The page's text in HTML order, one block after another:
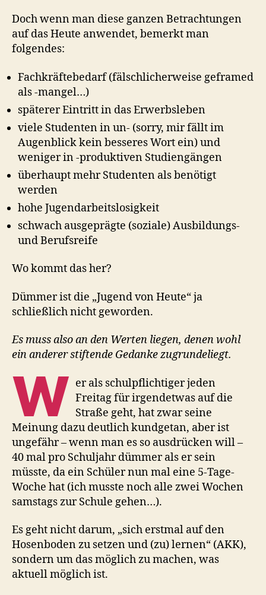
Doch wenn man diese ganzen Betrachtungen
auf das Heute anwendet, bemerkt man
folgendes:
Fachkräftebedarf (fälschlicherweise geframed
als -mangel…)
späterer Eintritt in das Erwerbsleben
viele Studenten in un- (sorry, mir fällt im
Augenblick kein besseres Wort ein) und
weniger in -produktiven Studiengängen
überhaupt mehr Studenten als benötigt
werden
hohe Jugendarbeitslosigkeit
schwach ausgeprägte (soziale) Ausbildungs-
und Berufsreife
Wo kommt das her?
Dümmer ist die „Jugend von Heute“ ja
schließlich nicht geworden.
Es muss also an den Werten liegen, denen wohl
ein anderer stiftende Gedanke zugrundeliegt.
W er als schulpflichtiger jeden
Freitag für irgendetwas auf die
Straße geht, hat zwar seine
Meinung dazu deutlich kundgetan, aber ist
ungefähr – wenn man es so ausdrücken will –
40 mal pro Schuljahr dümmer als er sein
müsste, da ein Schüler nun mal eine 5-Tage-
Woche hat (ich musste noch alle zwei Wochen
samstags zur Schule gehen…).
Es geht nicht darum, „sich erstmal auf den
Hosenboden zu setzen und (zu) lernen“ (AKK),
sondern um das möglich zu machen, was
aktuell möglich ist.